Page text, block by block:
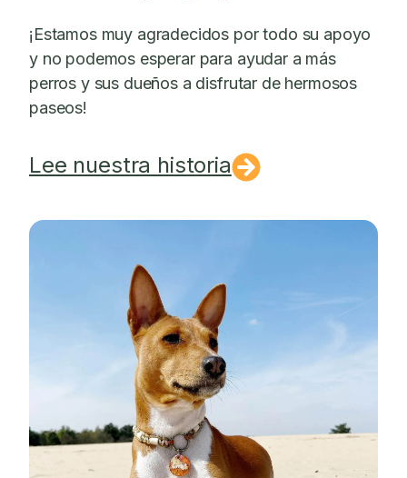
¡Estamos muy agradecidos por todo su apoyo
y no podemos esperar para ayudar a más
perros y sus dueños a disfrutar de hermosos
paseos!
Lee nuestra historia